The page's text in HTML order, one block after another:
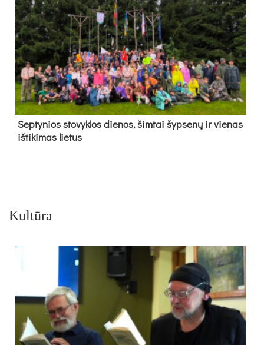
Sep­ty­nios sto­vyk­los die­nos, šim­tai šyp­se­nų ir vie­nas
iš­ti­ki­mas lie­tus
Kultūra